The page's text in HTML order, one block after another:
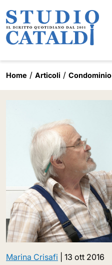
Home Articoli Condominio
Marina Crisafi 13 ott 2016